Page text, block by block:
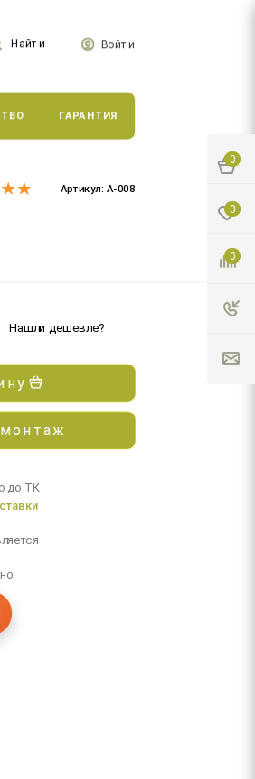
Войти
Найти
ГАРАНТИЯ
Артикул: А-008
Нашли дешевле?
до ТК
0
0
0